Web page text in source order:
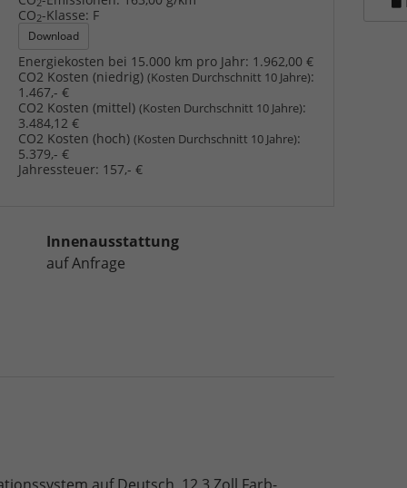
CO2-Klasse: F
Download
Energiekosten bei 15.000 km pro Jahr: 1.962,00 €
CO2 Kosten (niedrig)(Kosten Durchschnitt 10 Jahre):
1.467,- €
CO2 Kosten (mittel)(Kosten Durchschnitt 10 Jahre):
3.484,12 €
CO2 Kosten (hoch)(Kosten Durchschnitt 10 Jahre):
5.379,- €
Jahressteuer: 157,- €
Innenausstattung
auf Anfrage